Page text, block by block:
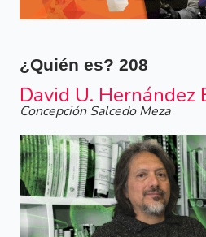
¿Quién es? 208
David U. Hernández
Concepción Salcedo Meza